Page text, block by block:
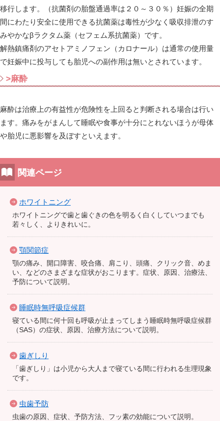
移行します。（抗菌剤の胎盤通過率は２０～３０％）妊娠の全期
間にわたり安全に使用できる抗菌薬は毒性が少なく吸収排泄のす
みやかなβラクタム薬（セフェム系抗菌薬）です。
解熱鎮痛剤のアセトアミノフェン（カロナール）は通常の使用量
で妊娠中に投与しても胎児への副作用は無いとされています。
>麻酔
麻酔は治療上の有益性が危険性を上回ると判断される場合は行い
ます。痛みをがまんして睡眠や食事が十分にとれないほうが母体
や胎児に悪影響を及ぼすといえます。
関連ページ
ホワイトニング
ホワイトニングで歯と歯ぐきの色を明るく白くしていつまでも
若々しく、よりきれいに。
顎関節症
顎の痛み、開口障害、咬合痛、肩こり、頭痛、クリック音、めま
い、などのさまざまな症状がおこります。症状、原因、治療法、
予防について説明。
睡眠時無呼吸症候群
寝ている間に何十回も呼吸が止まってしまう睡眠時無呼吸症候群
（SAS）の症状、原因、治療方法について説明。
歯ぎしり
「歯ぎしり」は小児から大人まで寝ている間に行われる生理現象
です。
虫歯予防
虫歯の原因、症状、予防方法、フッ素の効能について説明。